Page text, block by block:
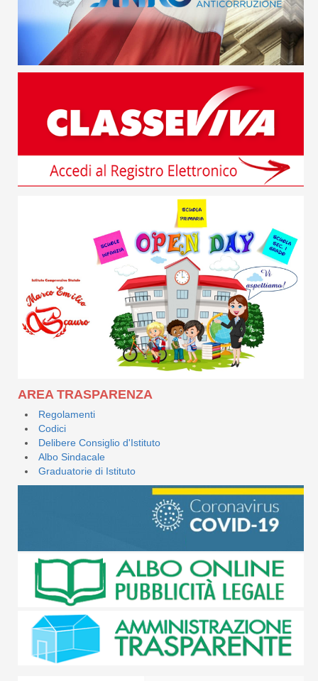
AREA TRASPARENZA
Regolamenti
Codici
Delibere Consiglio d'Istituto
Albo Sindacale
Graduatorie di Istituto